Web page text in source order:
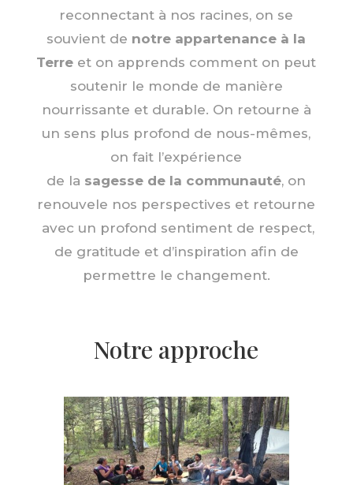
reconnectant à nos racines, on se
souvient de notre appartenance à la
Terre et on apprends comment on peut
soutenir le monde de manière
nourrissante et durable. On retourne à
un sens plus profond de nous-mêmes,
on fait l’expérience
de la sagesse de la communauté, on
renouvele nos perspectives et retourne
avec un profond sentiment de respect,
de gratitude et d’inspiration afin de
permettre le changement.
Notre approche